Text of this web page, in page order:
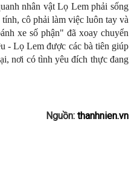
nhân vật Lọ Lem phải sống
cô phải làm việc luôn tay và
xe số phận" đã xoay chuyển
- Lọ Lem được các bà tiên giúp
nơi có tình yêu đích thực đang
Nguồn: thanhnien.vn